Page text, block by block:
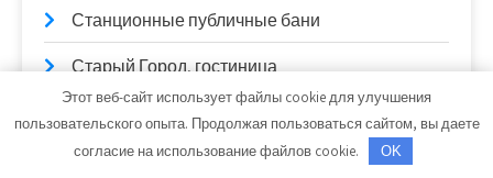
Станционные публичные бани
Старый Город, гостиница
СТО
Этот веб-сайт использует файлы cookie для улучшения
пользовательского опыта. Продолжая пользоваться сайтом, вы даете
согласие на использование файлов cookie.
OK